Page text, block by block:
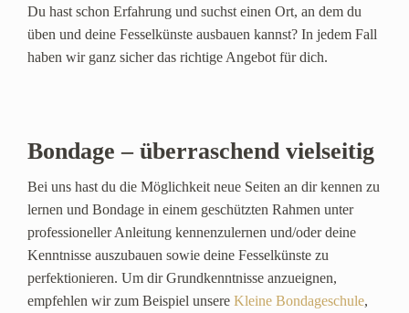
Du hast schon Erfahrung und suchst einen Ort, an dem du
üben und deine Fesselkünste ausbauen kannst? In jedem Fall
haben wir ganz sicher das richtige Angebot für dich.
Bondage – überraschend vielseitig
Bei uns hast du die Möglichkeit neue Seiten an dir kennen zu
lernen und Bondage in einem geschützten Rahmen unter
professioneller Anleitung kennenzulernen und/oder deine
Kenntnisse auszubauen sowie deine Fesselkünste zu
perfektionieren. Um dir Grundkenntnisse anzueignen,
empfehlen wir zum Beispiel unsere Kleine Bondageschule,